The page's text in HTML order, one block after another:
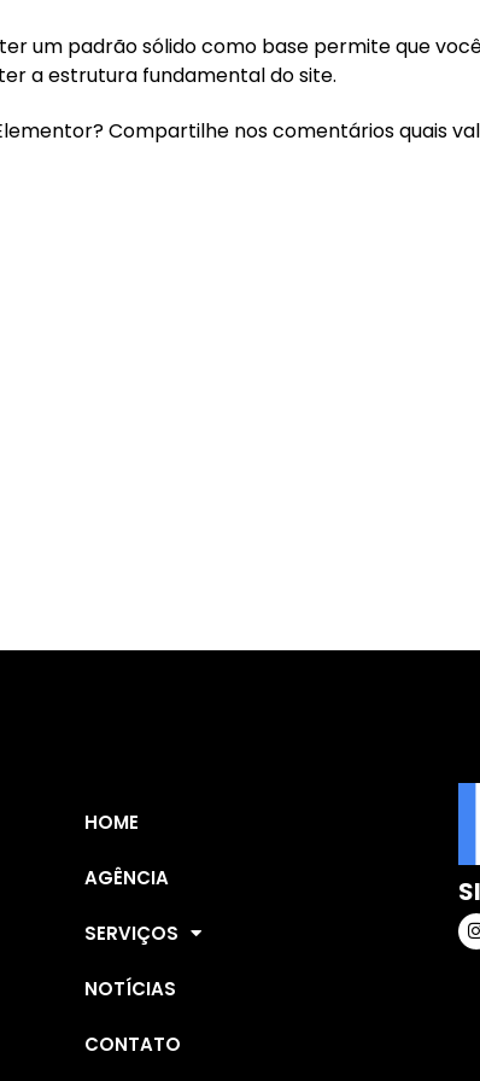
um padrão sólido como base permite que
a estrutura fundamental do site.
Compartilhe nos comentários quais
HOME
AGÊNCIA
SERVIÇOS
NOTÍCIAS
CONTATO